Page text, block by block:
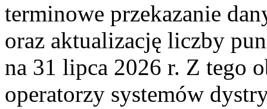
terminowe przekazanie
oraz aktualizację liczby
na 31 lipca 2026 r. Z tego
operatorzy systemów